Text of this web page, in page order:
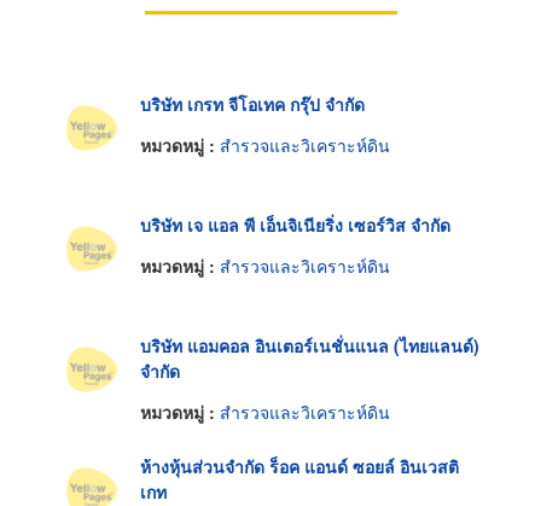
บริษัท เกรท จีโอเทค กรุ๊ป จำกัด
หมวดหมู่ : สำรวจและวิเคราะห์ดิน
บริษัท เจ แอล พี เอ็นจิเนียริ่ง เซอร์วิส จำกัด
หมวดหมู่ : สำรวจและวิเคราะห์ดิน
บริษัท แอมคอล อินเตอร์เนชั่นแนล (ไทยแลนด์)
จำกัด
หมวดหมู่ : สำรวจและวิเคราะห์ดิน
ห้างหุ้นส่วนจำกัด ร็อค แอนด์ ซอยล์ อินเวสติ
เกท